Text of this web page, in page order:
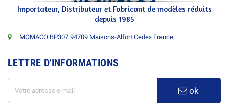
Importateur, Distributeur et Fabricant de modèles réduits
depuis 1985
MOMACO BP307 94709 Maisons-Alfort Cedex France
LETTRE D'INFORMATIONS
ok